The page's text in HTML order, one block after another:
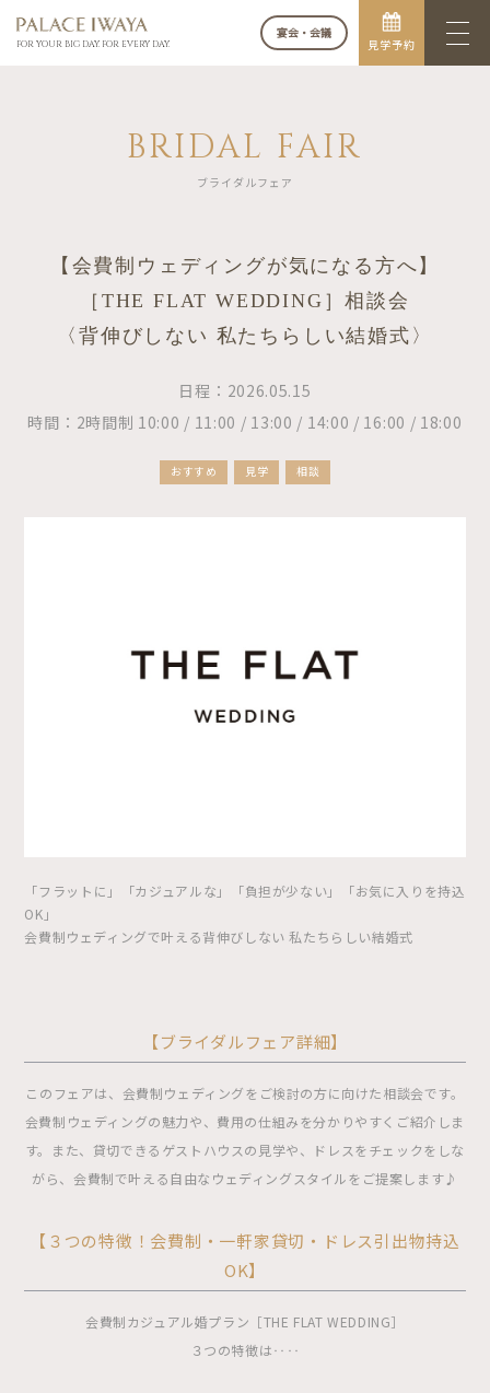
FOR YOUR BIG DAY. FOR EVERY DAY.
宴会・会議
見学予約
BRIDAL FAIR
ブライダルフェア
【会費制ウェディングが気になる方へ】
［THE FLAT WEDDING］相談会
〈背伸びしない 私たちらしい結婚式〉
日程：2026.05.15
時間：2時間制 10:00 / 11:00 / 13:00 / 14:00 / 16:00 / 18:00
おすすめ 見学 相談
「フラットに」「カジュアルな」「負担が少ない」「お気に入りを持込
OK」
会費制ウェディングで叶える背伸びしない 私たちらしい結婚式
【ブライダルフェア詳細】
このフェアは、会費制ウェディングをご検討の方に向けた相談会です。
会費制ウェディングの魅力や、費用の仕組みを分かりやすくご紹介しま
す。また、貸切できるゲストハウスの見学や、ドレスをチェックをしな
がら、会費制で叶える自由なウェディングスタイルをご提案します♪
【３つの特徴！会費制・一軒家貸切・ドレス引出物持込
OK】
会費制カジュアル婚プラン［THE FLAT WEDDING］
３つの特徴は‥‥